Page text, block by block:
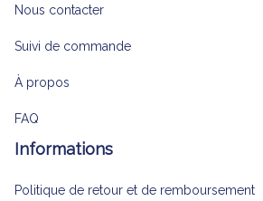
Nous contacter
Suivi de commande
À propos
FAQ
Informations
Politique de retour et de remboursement